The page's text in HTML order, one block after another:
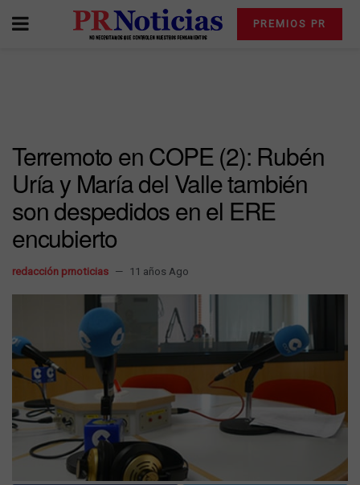
PREMIOS PR
Terremoto en COPE (2): Rubén
Uría y María del Valle también
son despedidos en el ERE
encubierto
redacción prnoticias 11 años Ago